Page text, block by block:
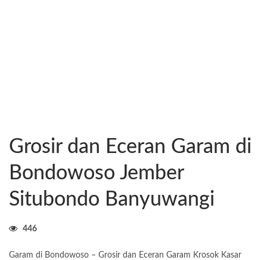
Grosir dan Eceran Garam di
Bondowoso Jember
Situbondo Banyuwangi
446
Garam di Bondowoso – Grosir dan Eceran Garam Krosok Kasar